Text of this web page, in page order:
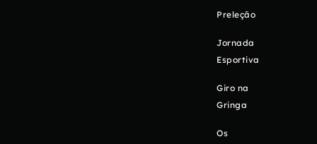
Preleção
Jornada
Esportiva
Giro na
Gringa
Os